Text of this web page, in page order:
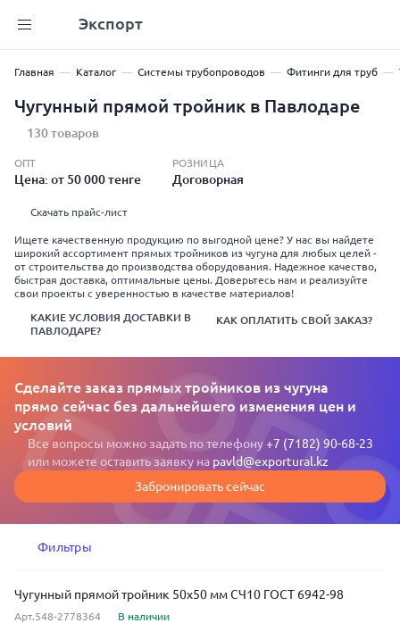
Экспорт
Главная Каталог Системы трубопроводов Фитинги для труб
Чугунный прямой тройник в Павлодаре
130 товаров
ОПТ
Цена: от 50 000 тенге
РОЗНИЦА
Договорная
Скачать прайс-лист
Ищете качественную продукцию по выгодной цене? У нас вы найдете
широкий ассортимент прямых тройников из чугуна для любых целей -
от строительства до производства оборудования. Надежное качество,
быстрая доставка, оптимальные цены. Доверьтесь нам и реализуйте
свои проекты с уверенностью в качестве материалов!
КАКИЕ УСЛОВИЯ ДОСТАВКИ В
ПАВЛОДАРЕ?
КАК ОПЛАТИТЬ СВОЙ ЗАКАЗ?
Сделайте заказ прямых тройников из чугуна
прямо сейчас без дальнейшего изменения цен и
условий
Все вопросы можно задать по телефону+7 (7182) 90-68-23
или можете оставить заявку на pavld@exportural.kz
Забронировать сейчас
Фильтры
Чугунный прямой тройник 50x50 мм СЧ10 ГОСТ 6942-98
Арт.548-2778364 В наличии